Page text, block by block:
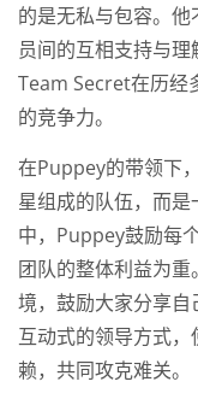
的是无私与包容。
员间的互相支持与
Team Secret在历经
的竞争力。
在Puppey的带领下
星组成的队伍，而
中，Puppey鼓励每
团队的整体利益为
境，鼓励大家分享
互动式的领导方式
赖，共同攻克难关。